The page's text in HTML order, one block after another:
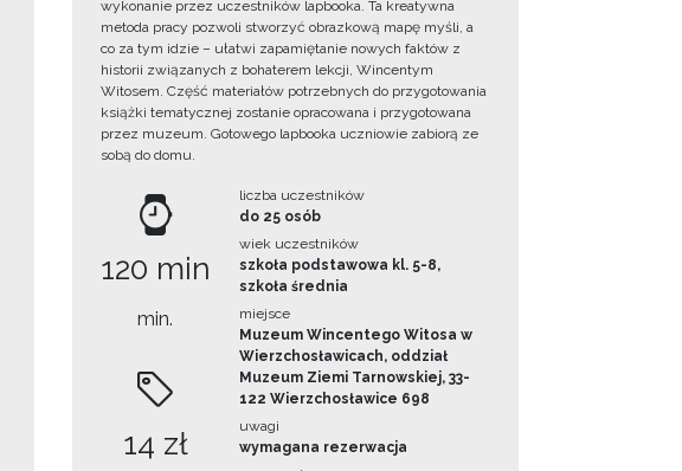
wykonanie przez uczestników lapbooka. Ta kreatywna
metoda pracy pozwoli stworzyć obrazkową mapę myśli, a
co za tym idzie – ułatwi zapamiętanie nowych faktów z
historii związanych z bohaterem lekcji, Wincentym
Witosem. Część materiałów potrzebnych do przygotowania
książki tematycznej zostanie opracowana i przygotowana
przez muzeum. Gotowego lapbooka uczniowie zabiorą ze
sobą do domu.
120 min
min.
14 zł
liczba uczestników
do 25 osób
wiek uczestników
szkoła podstawowa kl. 5-8,
szkoła średnia
miejsce
Muzeum Wincentego Witosa w
Wierzchosławicach, oddział
Muzeum Ziemi Tarnowskiej, 33-
122 Wierzchosławice 698
uwagi
wymagana rezerwacja